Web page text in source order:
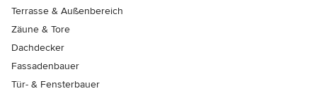
Terrasse & Außenbereich
Zäune & Tore
Dachdecker
Fassadenbauer
Tür- & Fensterbauer